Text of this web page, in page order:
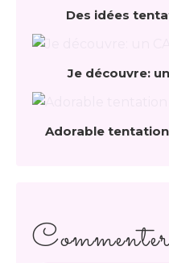
Des idées
Je découvre:
Adorable